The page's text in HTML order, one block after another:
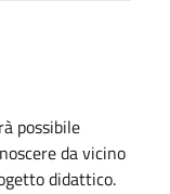
possibile
da vicino
didattico.